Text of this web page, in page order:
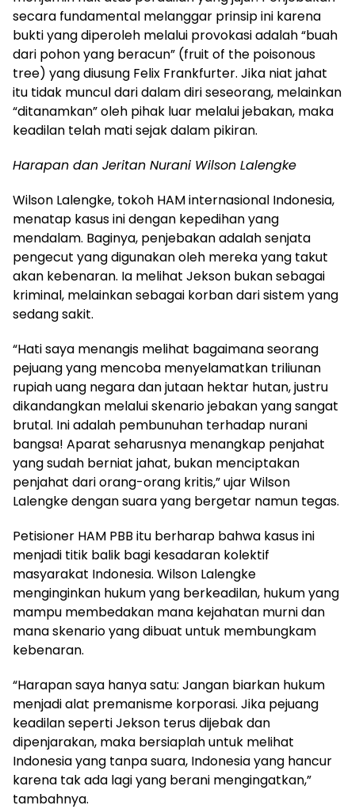
secara fundamental melanggar prinsip ini karena
bukti yang diperoleh melalui provokasi adalah “buah
dari pohon yang beracun” (fruit of the poisonous
tree) yang diusung Felix Frankfurter. Jika niat jahat
itu tidak muncul dari dalam diri seseorang, melainkan
“ditanamkan” oleh pihak luar melalui jebakan, maka
keadilan telah mati sejak dalam pikiran.
Harapan dan Jeritan Nurani Wilson Lalengke
Wilson Lalengke, tokoh HAM internasional Indonesia,
menatap kasus ini dengan kepedihan yang
mendalam. Baginya, penjebakan adalah senjata
pengecut yang digunakan oleh mereka yang takut
akan kebenaran. Ia melihat Jekson bukan sebagai
kriminal, melainkan sebagai korban dari sistem yang
sedang sakit.
“Hati saya menangis melihat bagaimana seorang
pejuang yang mencoba menyelamatkan triliunan
rupiah uang negara dan jutaan hektar hutan, justru
dikandangkan melalui skenario jebakan yang sangat
brutal. Ini adalah pembunuhan terhadap nurani
bangsa! Aparat seharusnya menangkap penjahat
yang sudah berniat jahat, bukan menciptakan
penjahat dari orang-orang kritis,” ujar Wilson
Lalengke dengan suara yang bergetar namun tegas.
Petisioner HAM PBB itu berharap bahwa kasus ini
menjadi titik balik bagi kesadaran kolektif
masyarakat Indonesia. Wilson Lalengke
menginginkan hukum yang berkeadilan, hukum yang
mampu membedakan mana kejahatan murni dan
mana skenario yang dibuat untuk membungkam
kebenaran.
“Harapan saya hanya satu: Jangan biarkan hukum
menjadi alat premanisme korporasi. Jika pejuang
keadilan seperti Jekson terus dijebak dan
dipenjarakan, maka bersiaplah untuk melihat
Indonesia yang tanpa suara, Indonesia yang hancur
karena tak ada lagi yang berani mengingatkan,”
tambahnya.